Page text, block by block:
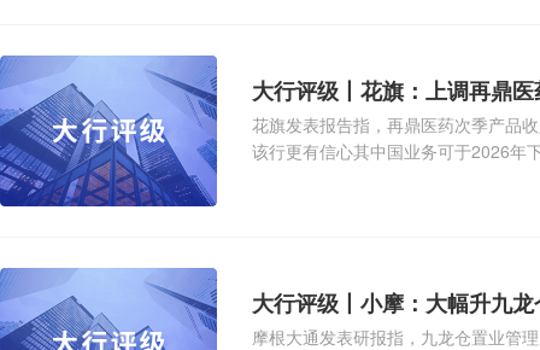
大行评级丨花旗：上调再鼎
花旗发表报告指，再鼎医药次季产品
该行更有信心其中国业务可于2026年
大行评级丨小摩：大幅升九
摩根大通发表研报指，九龙仓置业管